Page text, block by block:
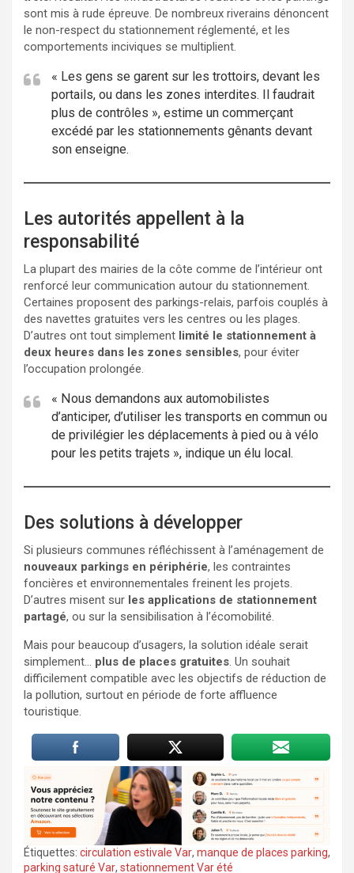
sont mis à rude épreuve. De nombreux riverains dénoncent
le non-respect du stationnement réglementé, et les
comportements inciviques se multiplient.
« Les gens se garent sur les trottoirs, devant les
portails, ou dans les zones interdites. Il faudrait
plus de contrôles », estime un commerçant
excédé par les stationnements gênants devant
son enseigne.
Les autorités appellent à la
responsabilité
La plupart des mairies de la côte comme de l’intérieur ont
renforcé leur communication autour du stationnement.
Certaines proposent des parkings-relais, parfois couplés à
des navettes gratuites vers les centres ou les plages.
D’autres ont tout simplement limité le stationnement à
deux heures dans les zones sensibles, pour éviter
l’occupation prolongée.
« Nous demandons aux automobilistes
d’anticiper, d’utiliser les transports en commun ou
de privilégier les déplacements à pied ou à vélo
pour les petits trajets », indique un élu local.
Des solutions à développer
Si plusieurs communes réfléchissent à l’aménagement de
nouveaux parkings en périphérie, les contraintes
foncières et environnementales freinent les projets.
D’autres misent sur les applications de stationnement
partagé, ou sur la sensibilisation à l’écomobilité.
Mais pour beaucoup d’usagers, la solution idéale serait
simplement… plus de places gratuites. Un souhait
difficilement compatible avec les objectifs de réduction de
la pollution, surtout en période de forte affluence
touristique.
Étiquettes: circulation estivale Var, manque de places parking,
parking saturé Var, stationnement Var été